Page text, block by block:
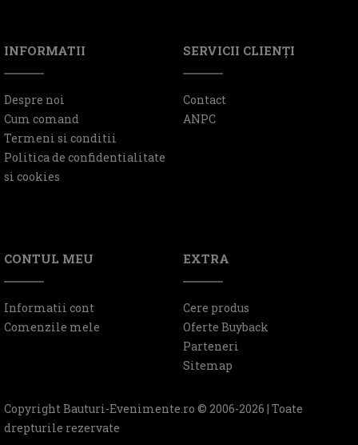
INFORMATII
Despre noi
Cum comand
Termeni si conditii
Politica de confidentialitate
si cookies
SERVICII CLIENŢI
Contact
ANPC
CONTUL MEU
Informatii cont
Comenzile mele
EXTRA
Cere produs
Oferte Buyback
Parteneri
Sitemap
Copyright Bauturi-Evenimente.ro © 2006-2026 | Toate
drepturile rezervate